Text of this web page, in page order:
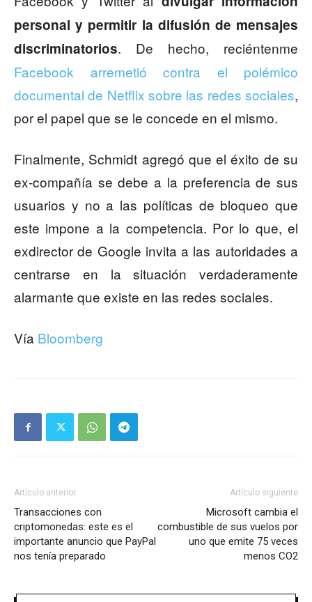
personal y permitir la difusión de mensajes
discriminatorios. De hecho, reciéntenme
Facebook arremetió contra el polémico
documental de Netflix sobre las redes sociales,
por el papel que se le concede en el mismo.
Finalmente, Schmidt agregó que el éxito de su
ex-compañía se debe a la preferencia de sus
usuarios y no a las políticas de bloqueo que
este impone a la competencia. Por lo que, el
exdirector de Google invita a las autoridades a
centrarse en la situación verdaderamente
alarmante que existe en las redes sociales.
Vía Bloomberg
Artículo anterior
Transacciones con
criptomonedas: este es el
importante anuncio que PayPal
nos tenía preparado
Artículo siguiente
Microsoft cambia el
combustible de sus vuelos por
uno que emite 75 veces
menos CO2